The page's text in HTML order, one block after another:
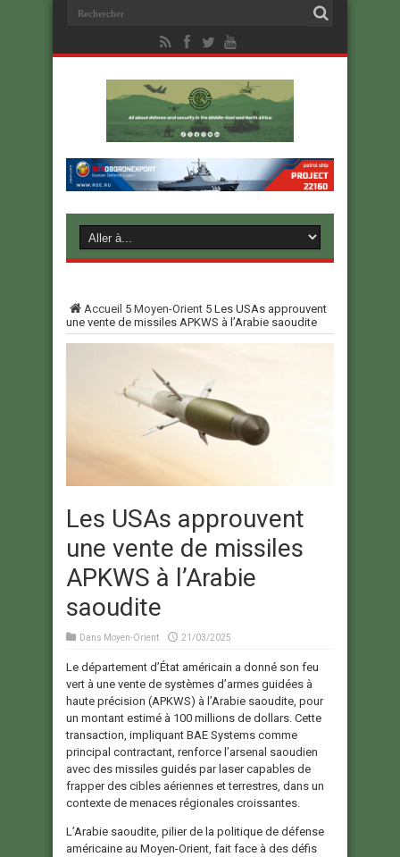
Accueil 5 Moyen-Orient 5 Les USAs approuvent
une vente de missiles APKWS à l’Arabie saoudite
Les USAs approuvent
une vente de missiles
APKWS à l’Arabie
saoudite
Dans Moyen-Orient 21/03/2025
Le département d’État américain a donné son feu
vert à une vente de systèmes d’armes guidées à
haute précision (APKWS) à l’Arabie saoudite, pour
un montant estimé à 100 millions de dollars. Cette
transaction, impliquant BAE Systems comme
principal contractant, renforce l’arsenal saoudien
avec des missiles guidés par laser capables de
frapper des cibles aériennes et terrestres, dans un
contexte de menaces régionales croissantes.
L’Arabie saoudite, pilier de la politique de défense
américaine au Moyen-Orient, fait face à des défis